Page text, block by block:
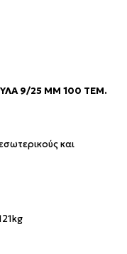
9/25 MM 100 ΤΕΜ.
και